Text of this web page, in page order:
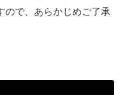
ので、あらかじめご了承